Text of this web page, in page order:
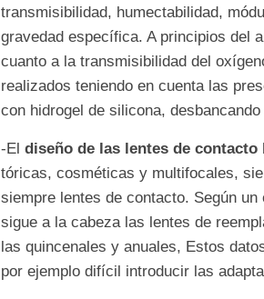
transmisibilidad, humectabilidad,
gravedad específica. A principios del
cuanto a la transmisibilidad del
realizados teniendo en cuenta las
con hidrogel de silicona,
-El diseño de las lentes de contacto
tóricas, cosméticas y multifocales,
siempre lentes de contacto. Según
sigue a la cabeza las lentes de
las quincenales y anuales, Estos
por ejemplo difícil introducir las